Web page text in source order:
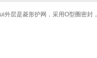
层是菱形护网，采用O型圈密封，